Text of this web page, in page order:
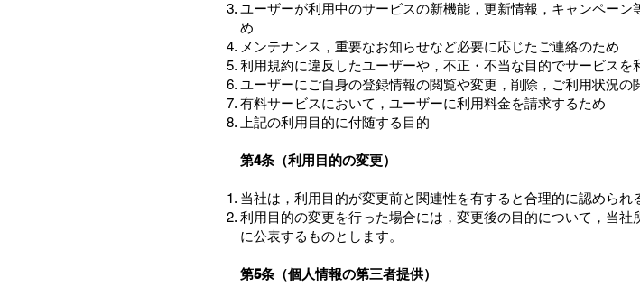
ユーザーが利用中のサービスの新機能，更新情報，キャンペー
め
メンテナンス，重要なお知らせなど必要に応じたご連絡のため
利用規約に違反したユーザーや，不正・不当な目的でサービス
ユーザーにご自身の登録情報の閲覧や変更，削除，ご利用状況の
有料サービスにおいて，ユーザーに利用料金を請求するため
上記の利用目的に付随する目的
第4条（利用目的の変更）
当社は，利用目的が変更前と関連性を有すると合理的に認めら
利用目的の変更を行った場合には，変更後の目的について，当
に公表するものとします。
第5条（個人情報の第三者提供）